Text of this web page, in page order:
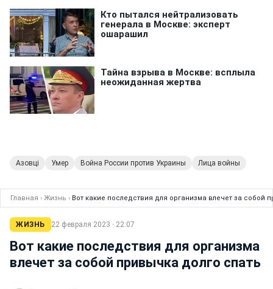
Азовці Умер Война России против Украины Лица войны
Главная › Жизнь › Вот какие последствия для организма влечет за собой
ЖИЗНЬ 22 февраля 2023 · 22:07
Вот какие последствия для организма
влечет за собой привычка долго спать